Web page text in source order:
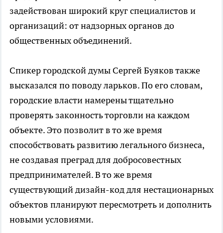
задействован широкий круг специалистов и
организаций: от надзорных органов до
общественных объединений.
Спикер городской думы Сергей Буяков также
высказался по поводу ларьков. По его словам,
городские власти намерены тщательно
проверять законность торговли на каждом
объекте. Это позволит в то же время
способствовать развитию легального бизнеса,
не создавая преград для добросовестных
предпринимателей. В то же время
существующий дизайн-код для нестационарных
объектов планируют пересмотреть и дополнить
новыми условиями.